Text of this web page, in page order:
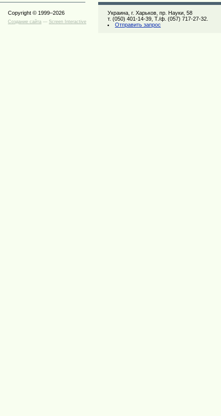
Copyright © 1999–2026
Создание сайта — Screen Interactive
Украина, г. Харьков, пр. Науки, 58
т. (050) 401-14-39, Т./ф. (057) 717-27-32.
Отправить запрос